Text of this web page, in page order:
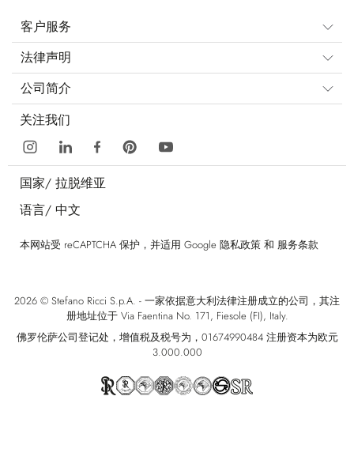
客户服务
法律声明
公司简介
关注我们
国家/ 拉脱维亚
语言/ 中文
本网站受 reCAPTCHA 保护，并适用 Google 隐私政策 和 服务条款
2026 © Stefano Ricci S.p.A. - 一家依据意大利法律注册成立的公司，其注
册地址位于 Via Faentina No. 171, Fiesole (FI), Italy.
佛罗伦萨公司登记处，增值税及税号为，01674990484 注册资本为欧元
3.000.000